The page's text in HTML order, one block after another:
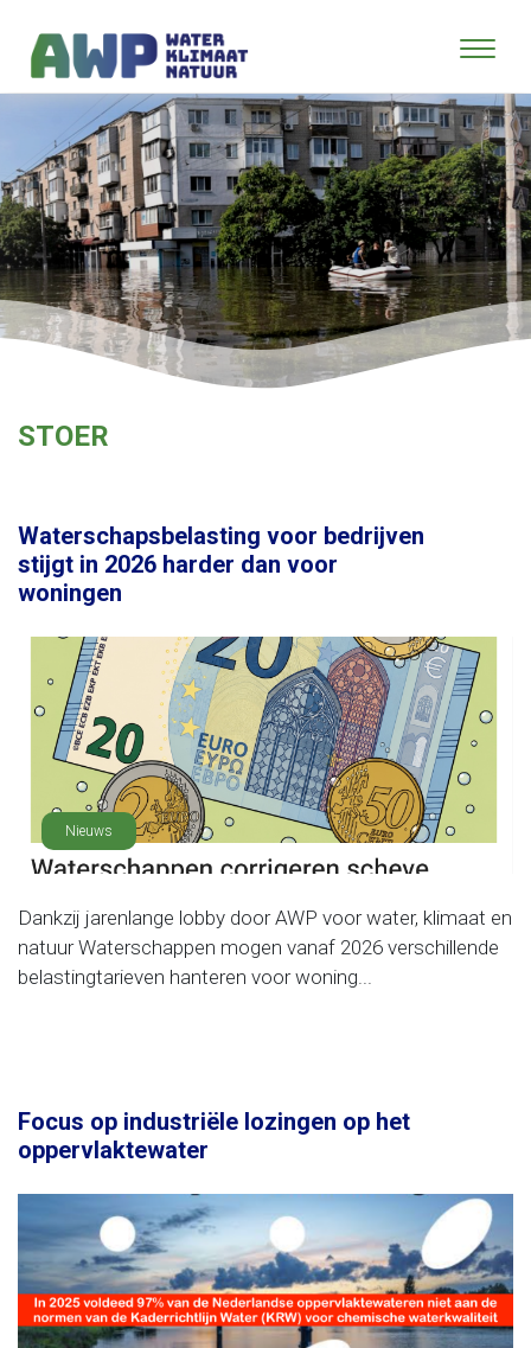
STOER
Waterschapsbelasting voor bedrijven
stijgt in 2026 harder dan voor
woningen
Nieuws
Dankzij jarenlange lobby door AWP voor water, klimaat en
natuur Waterschappen mogen vanaf 2026 verschillende
belastingtarieven hanteren voor woning...
Focus op industriële lozingen op het
oppervlaktewater